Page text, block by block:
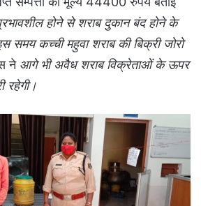
होने से शराब दुकान बंद होने के
समय कच्ची महुवा शराब की बिक्री जोरो
ने आगे भी अवैध शराब विक्रेताओं के ऊपर
रहेगी।